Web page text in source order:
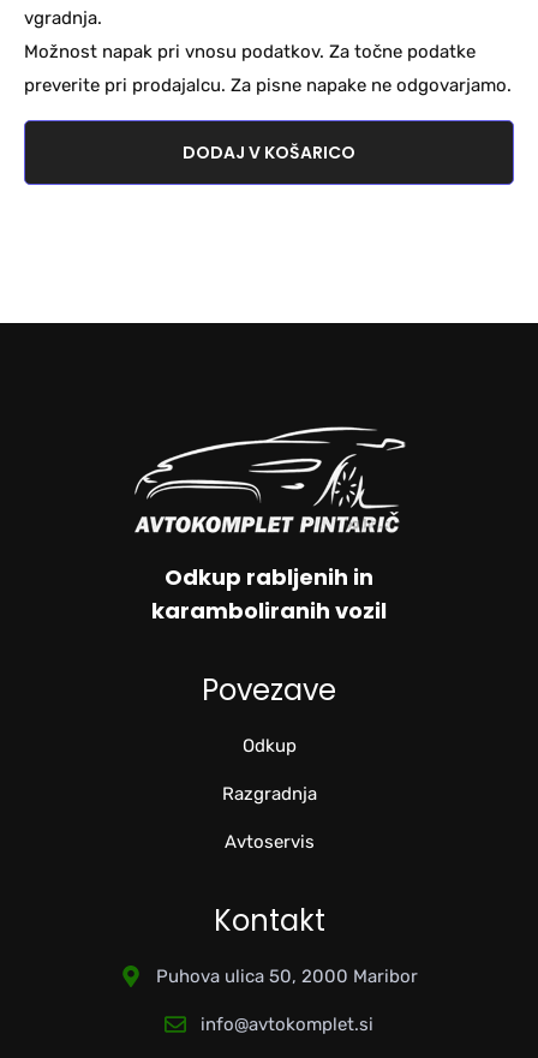
vgradnja.
Možnost napak pri vnosu podatkov. Za točne podatke
preverite pri prodajalcu. Za pisne napake ne odgovarjamo.
DODAJ V KOŠARICO
Odkup rabljenih in
karamboliranih vozil
Povezave
Odkup
Razgradnja
Avtoservis
Kontakt
Puhova ulica 50, 2000 Maribor
info@avtokomplet.si